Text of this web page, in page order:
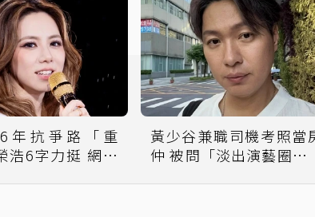
年抗爭路「重
浩6字力挺 網翻
黃少谷兼職司機考照當
仲 被問「淡出演藝圈？